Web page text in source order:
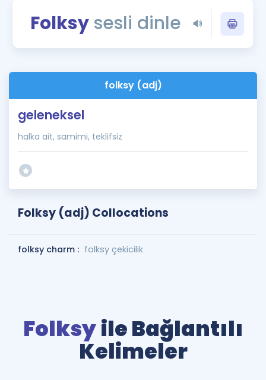
Rehberlik Aracı
Blog
İngilizce Gramer
Folksy sesli dinle
folksy (adj)
geleneksel
halka ait, samimi, teklifsiz
Folksy (adj) Collocations
folksy charm : folksy çekicilik
Folksyile Bağlantılı
Kelimeler